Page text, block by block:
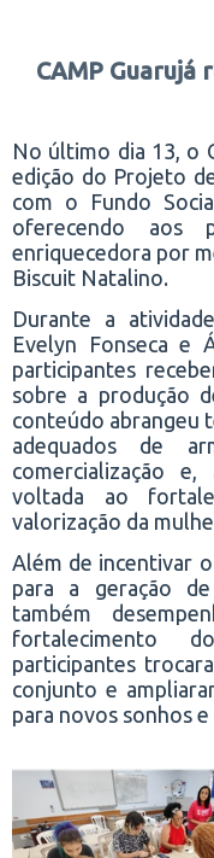
CAMP Guarujá
No último dia 13, o
edição do Projeto
com o Fundo
oferecendo aos
enriquecedora por
Biscuit Natalino.
Durante a
Evelyn Fonseca e
participantes
sobre a produção
conteúdo abrangeu
adequados de
comercialização
voltada ao
valorização da
Além de incentivar
para a geração
também
fortalecimento
participantes
conjunto e
para novos sonhos